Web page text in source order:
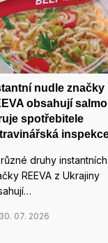
nudle značky
obsahují
spotřebitele
druhy
REEVA z Ukrajiny
30. 07. 2026